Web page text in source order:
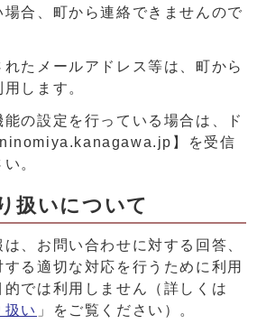
場合、町から連絡できませんので
たメールアドレス等は、町から
します。
の設定を行っている場合は、ド
】を受信
。
扱いについて
、お問い合わせに対する回答、
する適切な対応を行うために利用
的では利用しません（詳しくは
扱い 」をご覧ください）。